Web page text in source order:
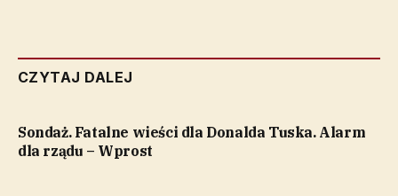
CZYTAJ DALEJ
Sondaż. Fatalne wieści dla Donalda Tuska. Alarm
dla rządu – Wprost